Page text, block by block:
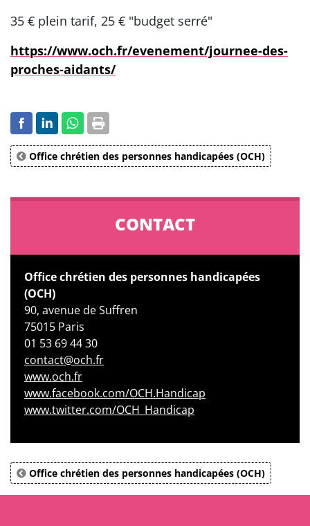
35 € plein tarif, 25 € "budget serré"
https://www.och.fr/evenement/journee-des-
proches-aidants/
Office chrétien des personnes handicapées (OCH)
CONTACT
Office chrétien des personnes handicapées
(OCH)
90, avenue de Suffren
75015 Paris
01 53 69 44 30
contact@och.fr
www.och.fr
www.facebook.com/OCH.Handicap
www.twitter.com/OCH_Handicap
Office chrétien des personnes handicapées (OCH)